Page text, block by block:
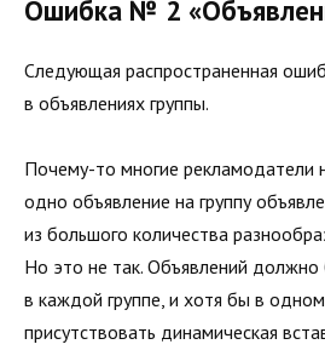
Ошибка № 2
Следующая распространенная
в объявлениях группы.
Почему-то многие рекламодатели
одно объявление на группу
из большого количества
Но это не так. Объявлений
в каждой группе, и хотя бы в
присутствовать динамическая